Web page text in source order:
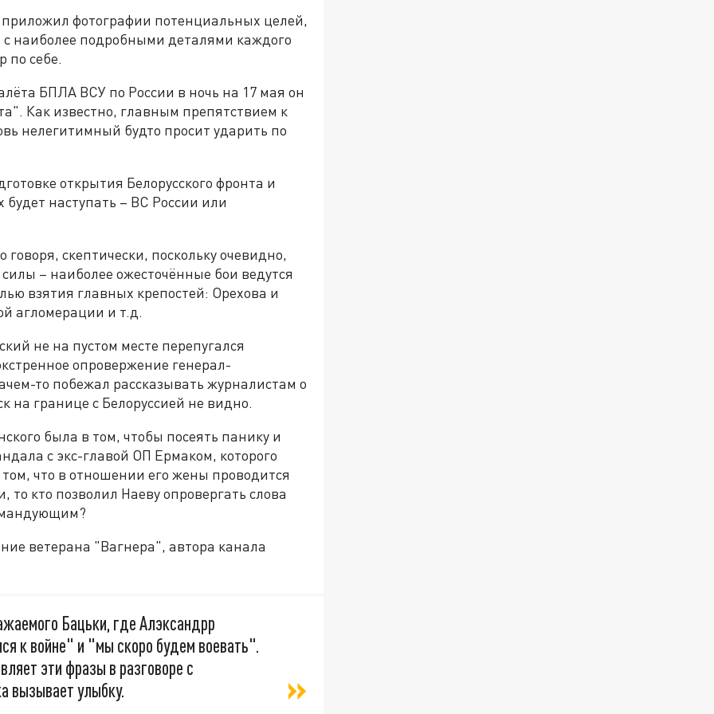
фотографии потенциальных целей,
наиболее подробными деталями каждого
по себе.
БПЛА ВСУ по России в ночь на 17 мая он
Как известно, главным препятствием к
нелегитимный будто просит ударить по
открытия Белорусского фронта и
наступать – ВС России или
скептически, поскольку очевидно,
– наиболее ожесточённые бои ведутся
взятия главных крепостей: Орехова и
агломерации и т.д.
не на пустом месте перепугался
опровержение генерал-
то побежал рассказывать журналистам о
на границе с Белоруссией не видно.
была в том, чтобы посеять панику и
с экс-главой ОП Ермаком, которого
что в отношении его жены проводится
кто позволил Наеву опровергать слова
ветерана "Вагнера", автора канала
Бацьки, где Алэксандрр
к войне" и "мы скоро будем воевать".
эти фразы в разговоре с
вызывает улыбку.